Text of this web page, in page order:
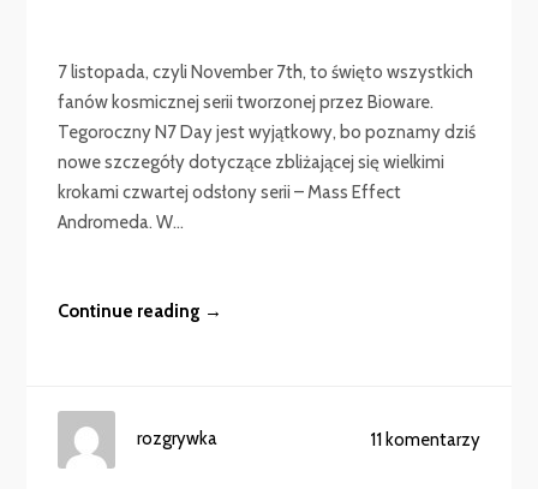
7 listopada, czyli November 7th, to święto wszystkich
fanów kosmicznej serii tworzonej przez Bioware.
Tegoroczny N7 Day jest wyjątkowy, bo poznamy dziś
nowe szczegóły dotyczące zbliżającej się wielkimi
krokami czwartej odsłony serii – Mass Effect
Andromeda. W...
Continue reading →
11 komentarzy
rozgrywka